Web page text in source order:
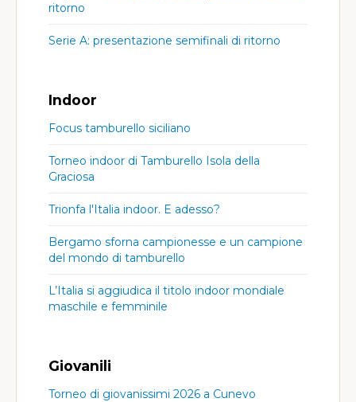
ritorno
Serie A: presentazione semifinali di ritorno
Indoor
Focus tamburello siciliano
Torneo indoor di Tamburello Isola della
Graciosa
Trionfa l'Italia indoor. E adesso?
Bergamo sforna campionesse e un campione
del mondo di tamburello
L’Italia si aggiudica il titolo indoor mondiale
maschile e femminile
Giovanili
Torneo di giovanissimi 2026 a Cunevo